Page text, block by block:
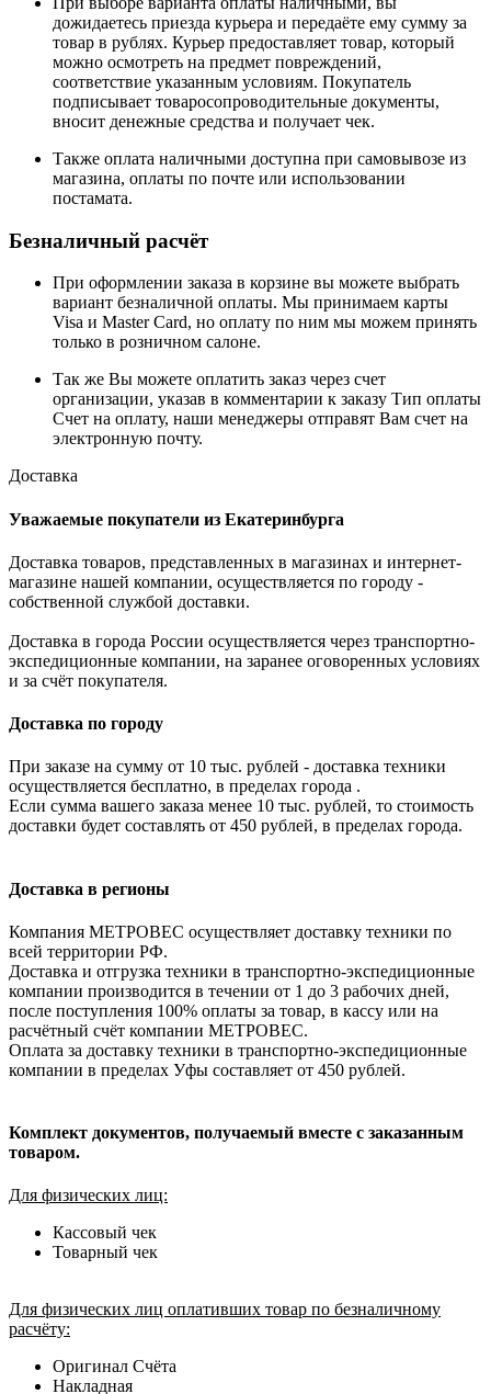
дожидаетесь приезда курьера и передаёте ему сумму за
товар в рублях. Курьер предоставляет товар, который
можно осмотреть на предмет повреждений,
соответствие указанным условиям. Покупатель
подписывает товаросопроводительные документы,
вносит денежные средства и получает чек.
Также оплата наличными доступна при самовывозе из
магазина, оплаты по почте или использовании
постамата.
Безналичный расчёт
При оформлении заказа в корзине вы можете выбрать
вариант безналичной оплаты. Мы принимаем карты
Visa и Master Card, но оплату по ним мы можем принять
только в розничном салоне.
Так же Вы можете оплатить заказ через счет
организации, указав в комментарии к заказу Тип оплаты
Счет на оплату, наши менеджеры отправят Вам счет на
электронную почту.
Доставка
Уважаемые покупатели из Екатеринбурга
Доставка товаров, представленных в магазинах и интернет-
магазине нашей компании, осуществляется по городу -
собственной службой доставки.
Доставка в города России осуществляется через транспортно-
экспедиционные компании, на заранее оговоренных условиях
и за счёт покупателя.
Доставка по городу
При заказе на сумму от 10 тыс. рублей - доставка техники
осуществляется бесплатно, в пределах города .
Если сумма вашего заказа менее 10 тыс. рублей, то стоимость
доставки будет составлять от 450 рублей, в пределах города.
Доставка в регионы
Компания МЕТРОВЕС осуществляет доставку техники по
всей территории РФ.
Доставка и отгрузка техники в транспортно-экспедиционные
компании производится в течении от 1 до 3 рабочих дней,
после поступления 100% оплаты за товар, в кассу или на
расчётный счёт компании МЕТРОВЕС.
Оплата за доставку техники в транспортно-экспедиционные
компании в пределах Уфы составляет от 450 рублей.
Комплект документов, получаемый вместе с заказанным
товаром.
Для физических лиц:
Кассовый чек
Товарный чек
Для физических лиц оплативших товар по безналичному
расчёту:
Оригинал Счёта
Накладная